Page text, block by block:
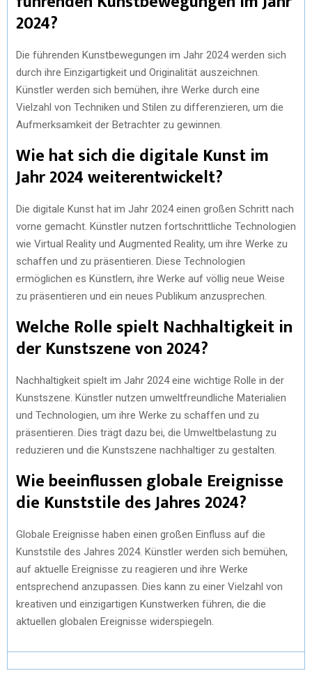
2024?
Die führenden Kunstbewegungen im Jahr 2024 werden sich
durch ihre Einzigartigkeit und Originalität auszeichnen.
Künstler werden sich bemühen, ihre Werke durch eine
Vielzahl von Techniken und Stilen zu differenzieren, um die
Aufmerksamkeit der Betrachter zu gewinnen.
Wie hat sich die digitale Kunst im
Jahr 2024 weiterentwickelt?
Die digitale Kunst hat im Jahr 2024 einen großen Schritt nach
vorne gemacht. Künstler nutzen fortschrittliche Technologien
wie Virtual Reality und Augmented Reality, um ihre Werke zu
schaffen und zu präsentieren. Diese Technologien
ermöglichen es Künstlern, ihre Werke auf völlig neue Weise
zu präsentieren und ein neues Publikum anzusprechen.
Welche Rolle spielt Nachhaltigkeit in
der Kunstszene von 2024?
Nachhaltigkeit spielt im Jahr 2024 eine wichtige Rolle in der
Kunstszene. Künstler nutzen umweltfreundliche Materialien
und Technologien, um ihre Werke zu schaffen und zu
präsentieren. Dies trägt dazu bei, die Umweltbelastung zu
reduzieren und die Kunstszene nachhaltiger zu gestalten.
Wie beeinflussen globale Ereignisse
die Kunststile des Jahres 2024?
Globale Ereignisse haben einen großen Einfluss auf die
Kunststile des Jahres 2024. Künstler werden sich bemühen,
auf aktuelle Ereignisse zu reagieren und ihre Werke
entsprechend anzupassen. Dies kann zu einer Vielzahl von
kreativen und einzigartigen Kunstwerken führen, die die
aktuellen globalen Ereignisse widerspiegeln.